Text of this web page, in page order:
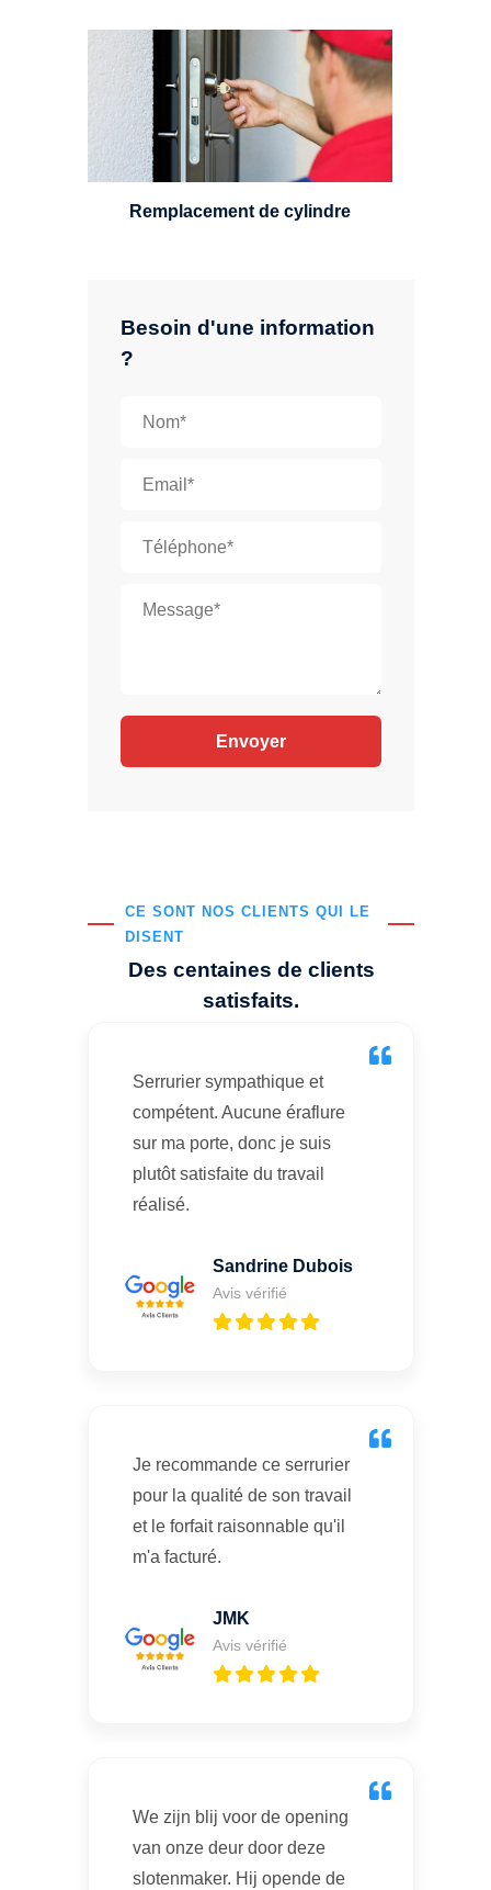
Besoin d'une information
?
CE SONT NOS CLIENTS QUI LE
DISENT
Des centaines de clients
satisfaits.
Serrurier sympathique et
compétent. Aucune éraflure
sur ma porte, donc je suis
plutôt satisfaite du travail
réalisé.
Sandrine Dubois
Avis vérifié
Je recommande ce serrurier
pour la qualité de son travail
et le forfait raisonnable qu'il
m'a facturé.
JMK
Avis vérifié
We zijn blij voor de opening
van onze deur door deze
slotenmaker. Hij opende de
Un serrurier sera en mesure de
choisir et remplacer un cylindre
standard, à 5 leviers ou à 3
leviers, Mul-T-Lock ou encore
multipoints.
Remplacement de cylindre